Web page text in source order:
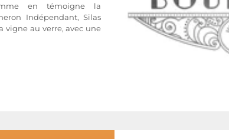
en témoigne la
Indépendant, Silas
vigne au verre, avec une